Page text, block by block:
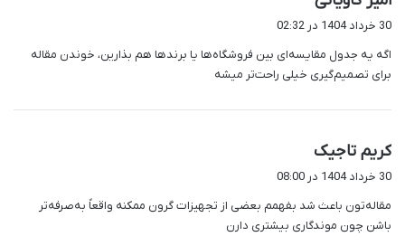
:
30 خرداد 1404 در 02:32
اگه یه جدول مقایسه‌ای بین فروشگاه‌ها یا برندها هم بذارین، خوندن مقاله
برای تصمیم‌گیری خیلی راحت‌تر میشه
کریم تاجیک
:
30 خرداد 1404 در 08:00
مقاله‌تون باعث شد بفهمم بعضی از تجهیزات گرون ممکنه واقعاً به‌صرفه‌تر
باشن چون موندگاری بیشتری دارن